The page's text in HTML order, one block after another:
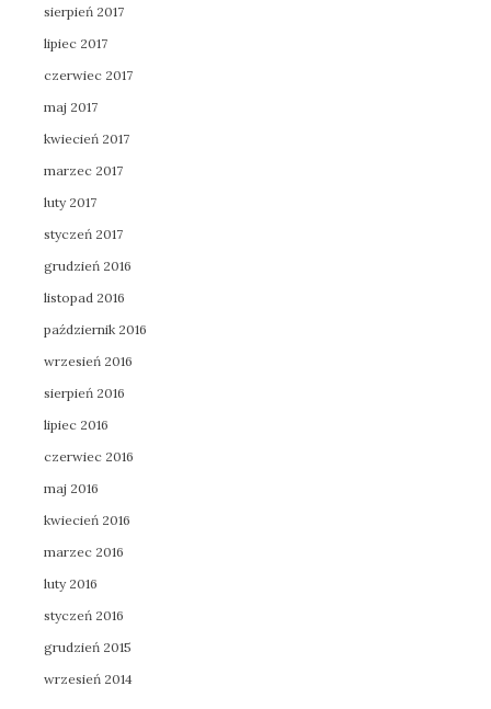
sierpień 2017
lipiec 2017
czerwiec 2017
maj 2017
kwiecień 2017
marzec 2017
luty 2017
styczeń 2017
grudzień 2016
listopad 2016
październik 2016
wrzesień 2016
sierpień 2016
lipiec 2016
czerwiec 2016
maj 2016
kwiecień 2016
marzec 2016
luty 2016
styczeń 2016
grudzień 2015
wrzesień 2014